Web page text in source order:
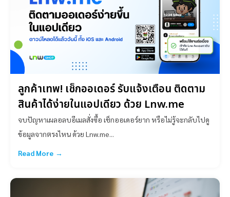
ลูกค้าเทพ! เช็กออเดอร์ รับแจ้งเตือน ติดตาม
สินค้าได้ง่ายในแอปเดียว ด้วย Lnw.me
จบปัญหาเผลอลบอีเมลสั่งซื้อ เช็กออเดอร์ยาก หรือไม่รู้จะกลับไปดู
ข้อมูลจากตรงไหน ด้วย Lnw.me...
Read More →